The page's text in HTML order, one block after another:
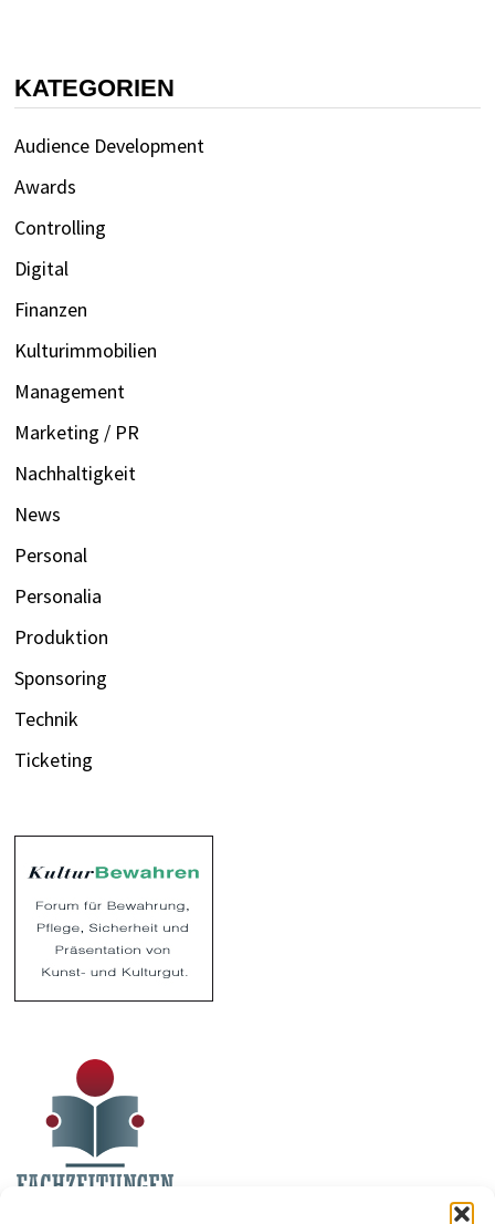
KATEGORIEN
Audience Development
Awards
Controlling
Digital
Finanzen
Kulturimmobilien
Management
Marketing / PR
Nachhaltigkeit
News
Personal
Personalia
Produktion
Sponsoring
Technik
Ticketing